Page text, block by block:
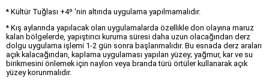
* Kültür Tuğlası +4º ‘nin altında uygulama yapılmamalıdır.
* Kış aylarında yapılacak olan uygulamalarda özellikle don olayına maruz
kalan bölgelerde, yapıştırıcı kuruma süresi daha uzun olacağından derz
dolgu uygulama işlemi 1-2 gün sonra başlanmalıdır. Bu esnada derz araları
açık kalacağından, kaplama uygulaması yapılan yüzey; yağmur, kar ve su
birikmesini önlemek için naylon veya branda türü örtüler kullanarak açık
yüzey korunmalıdır.